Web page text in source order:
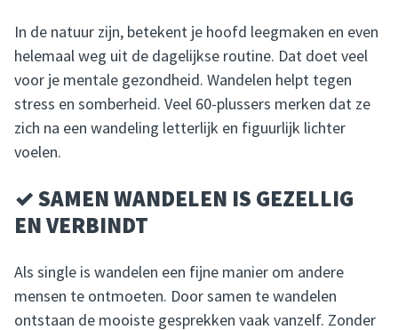
In de natuur zijn, betekent je hoofd leegmaken en even
helemaal weg uit de dagelijkse routine. Dat doet veel
voor je mentale gezondheid. Wandelen helpt tegen
stress en somberheid. Veel 60-plussers merken dat ze
zich na een wandeling letterlijk en figuurlijk lichter
voelen.
✓ SAMEN WANDELEN IS GEZELLIG
EN VERBINDT
Als single is wandelen een fijne manier om andere
mensen te ontmoeten. Door samen te wandelen
ontstaan de mooiste gesprekken vaak vanzelf. Zonder